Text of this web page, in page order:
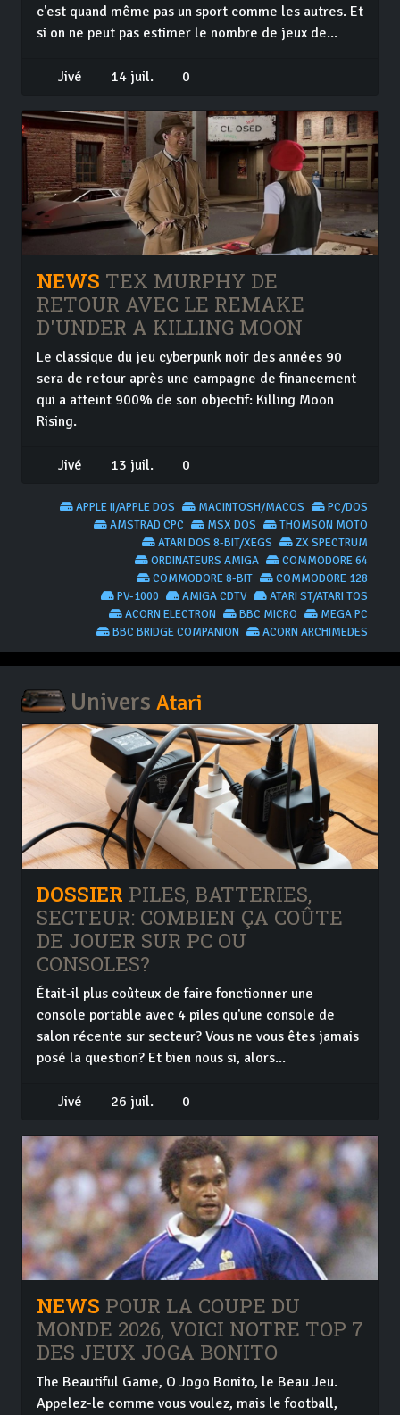
c'est quand même pas un sport comme les autres. Et
si on ne peut pas estimer le nombre de jeux de...
Jivé 14 juil. 0
NEWS TEX MURPHY DE
RETOUR AVEC LE REMAKE
D'UNDER A KILLING MOON
Le classique du jeu cyberpunk noir des années 90
sera de retour après une campagne de financement
qui a atteint 900% de son objectif: Killing Moon
Rising.
Jivé 13 juil. 0
PC/DOS
MACINTOSH/MACOS
APPLE II/APPLE DOS
THOMSON MOTO
MSX DOS
AMSTRAD CPC
ZX SPECTRUM
ATARI DOS 8-BIT/XEGS
COMMODORE 64
ORDINATEURS AMIGA
COMMODORE 128
COMMODORE 8-BIT
ATARI ST/ATARI TOS
AMIGA CDTV
PV-1000
MEGA PC
BBC MICRO
ACORN ELECTRON
ACORN ARCHIMEDES
BBC BRIDGE COMPANION
Univers Atari
DOSSIER PILES, BATTERIES,
SECTEUR: COMBIEN ÇA COÛTE
DE JOUER SUR PC OU
CONSOLES?
Était-il plus coûteux de faire fonctionner une
console portable avec 4 piles qu'une console de
salon récente sur secteur? Vous ne vous êtes jamais
posé la question? Et bien nous si, alors...
Jivé 26 juil. 0
NEWS POUR LA COUPE DU
MONDE 2026, VOICI NOTRE TOP 7
DES JEUX JOGA BONITO
The Beautiful Game, O Jogo Bonito, le Beau Jeu.
Appelez-le comme vous voulez, mais le football,